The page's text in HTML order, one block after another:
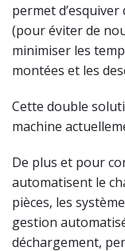
permet
(pour éviter de
minimiser les
montées et les
Cette double
machine
De plus et pour
automatisent le
pièces, les
gestion
déchargement,